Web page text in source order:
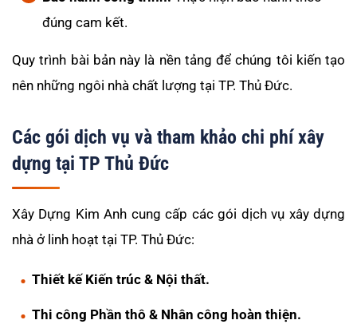
đúng cam kết.
Quy trình bài bản này là nền tảng để chúng tôi kiến tạo
nên những ngôi nhà chất lượng tại TP. Thủ Đức.
Các gói dịch vụ và tham khảo chi phí xây
dựng tại TP Thủ Đức
Xây Dựng Kim Anh cung cấp các gói dịch vụ xây dựng
nhà ở linh hoạt tại TP. Thủ Đức:
Thiết kế Kiến trúc & Nội thất.
Thi công Phần thô & Nhân công hoàn thiện.